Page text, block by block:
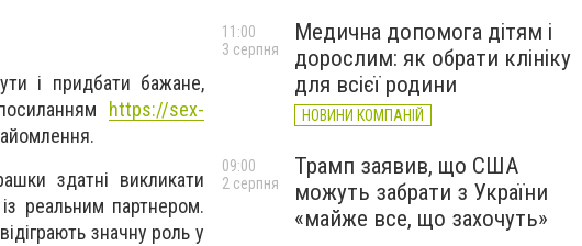
і придбати бажане,
https://sex-
здатні викликати
реальним партнером.
значну роль у
Медична допомога дітям і
дорослим: як обрати клініку
для всієї родини
НОВИНИ КОМПАНІЙ
11:00
3 серпня
Трамп заявив, що США
можуть забрати з України
«майже все, що захочуть»
09:00
2 серпня